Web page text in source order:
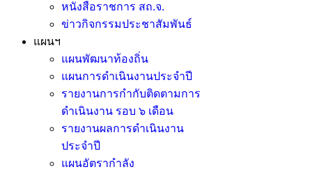
หนังสือราชการ สถ.จ.
ข่าวกิจกรรมประชาสัมพันธ์
แผนฯ
แผนพัฒนาท้องถิ่น
แผนการดำเนินงานประจำปี
รายงานการกำกับติดตามการ
ดำเนินงาน รอบ ๖ เดือน
รายงานผลการดำเนินงาน
ประจำปี
แผนอัตรากำลัง